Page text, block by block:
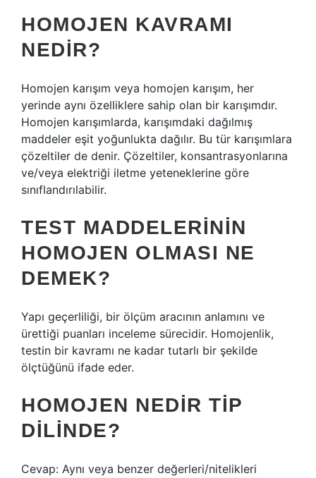
HOMOJEN KAVRAMI
NEDIR?
Homojen karışım veya homojen karışım, her
yerinde aynı özelliklere sahip olan bir karışımdır.
Homojen karışımlarda, karışımdaki dağılmış
maddeler eşit yoğunlukta dağılır. Bu tür karışımlara
çözeltiler de denir. Çözeltiler, konsantrasyonlarına
ve/veya elektriği iletme yeteneklerine göre
sınıflandırılabilir.
TEST MADDELERININ
HOMOJEN OLMASI NE
DEMEK?
Yapı geçerliliği, bir ölçüm aracının anlamını ve
ürettiği puanları inceleme sürecidir. Homojenlik,
testin bir kavramı ne kadar tutarlı bir şekilde
ölçtüğünü ifade eder.
HOMOJEN NEDIR TIP
DILINDE?
Cevap: Aynı veya benzer değerleri/nitelikleri